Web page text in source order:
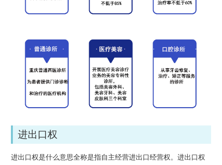
进出口权
进出口权是什么意思全称是指自主经营进出口经营权。进出口权